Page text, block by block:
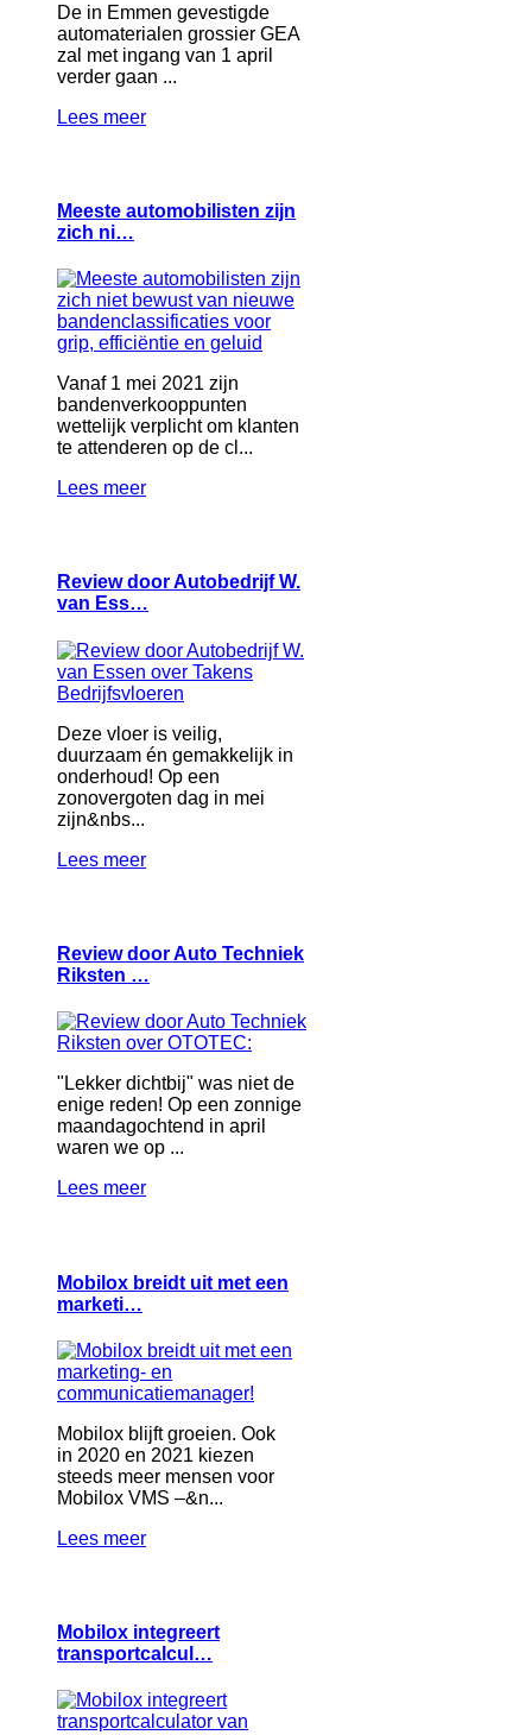
De in Emmen gevestigde
automaterialen grossier GEA
zal met ingang van 1 april
verder gaan ...
Lees meer
Meeste automobilisten zijn
zich ni…
Vanaf 1 mei 2021 zijn
bandenverkooppunten
wettelijk verplicht om klanten
te attenderen op de cl...
Lees meer
Review door Autobedrijf W.
van Ess…
Deze vloer is veilig,
duurzaam én gemakkelijk in
onderhoud! Op een
zonovergoten dag in mei
zijn&nbs...
Lees meer
Review door Auto Techniek
Riksten …
"Lekker dichtbij" was niet de
enige reden! Op een zonnige
maandagochtend in april
waren we op ...
Lees meer
Mobilox breidt uit met een
marketi…
Mobilox blijft groeien. Ook
in 2020 en 2021 kiezen
steeds meer mensen voor
Mobilox VMS –&n...
Lees meer
Mobilox integreert
transportcalcul…